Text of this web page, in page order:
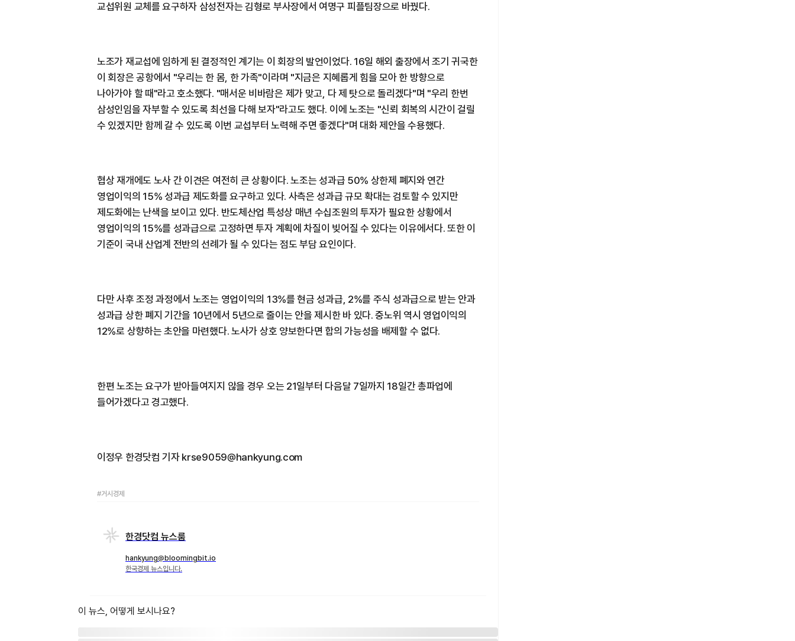
교섭위원 교체를 요구하자 삼성전자는 김형로 부사장에서 여명구 피플팀장으로 바꿨다.
노조가 재교섭에 임하게 된 결정적인 계기는 이 회장의 발언이었다. 16일 해외 출장에서 조기 귀국한
이 회장은 공항에서 "우리는 한 몸, 한 가족"이라며 "지금은 지혜롭게 힘을 모아 한 방향으로
나아가야 할 때"라고 호소했다. "매서운 비바람은 제가 맞고, 다 제 탓으로 돌리겠다"며 "우리 한번
삼성인임을 자부할 수 있도록 최선을 다해 보자"라고도 했다. 이에 노조는 "신뢰 회복의 시간이 걸릴
수 있겠지만 함께 갈 수 있도록 이번 교섭부터 노력해 주면 좋겠다"며 대화 제안을 수용했다.
협상 재개에도 노사 간 이견은 여전히 큰 상황이다. 노조는 성과급 50% 상한제 폐지와 연간
영업이익의 15% 성과급 제도화를 요구하고 있다. 사측은 성과급 규모 확대는 검토할 수 있지만
제도화에는 난색을 보이고 있다. 반도체산업 특성상 매년 수십조원의 투자가 필요한 상황에서
영업이익의 15%를 성과급으로 고정하면 투자 계획에 차질이 빚어질 수 있다는 이유에서다. 또한 이
기준이 국내 산업계 전반의 선례가 될 수 있다는 점도 부담 요인이다.
다만 사후 조정 과정에서 노조는 영업이익의 13%를 현금 성과급, 2%를 주식 성과급으로 받는 안과
성과급 상한 폐지 기간을 10년에서 5년으로 줄이는 안을 제시한 바 있다. 중노위 역시 영업이익의
12%로 상향하는 초안을 마련했다. 노사가 상호 양보한다면 합의 가능성을 배제할 수 없다.
한편 노조는 요구가 받아들여지지 않을 경우 오는 21일부터 다음달 7일까지 18일간 총파업에
들어가겠다고 경고했다.
이정우 한경닷컴 기자 krse9059@hankyung.com
#거시경제
한경닷컴 뉴스룸
hankyung@bloomingbit.io
한국경제 뉴스입니다.
이 뉴스, 어떻게 보시나요?